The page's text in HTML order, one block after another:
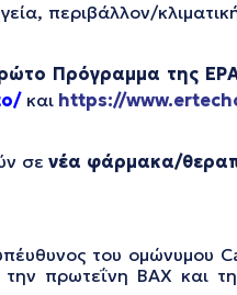
περιβάλλον/
Πρόγραμμα της
και https://
σε νέα φάρμακα/
του ομώνυμου
πρωτεΐνη BAX και